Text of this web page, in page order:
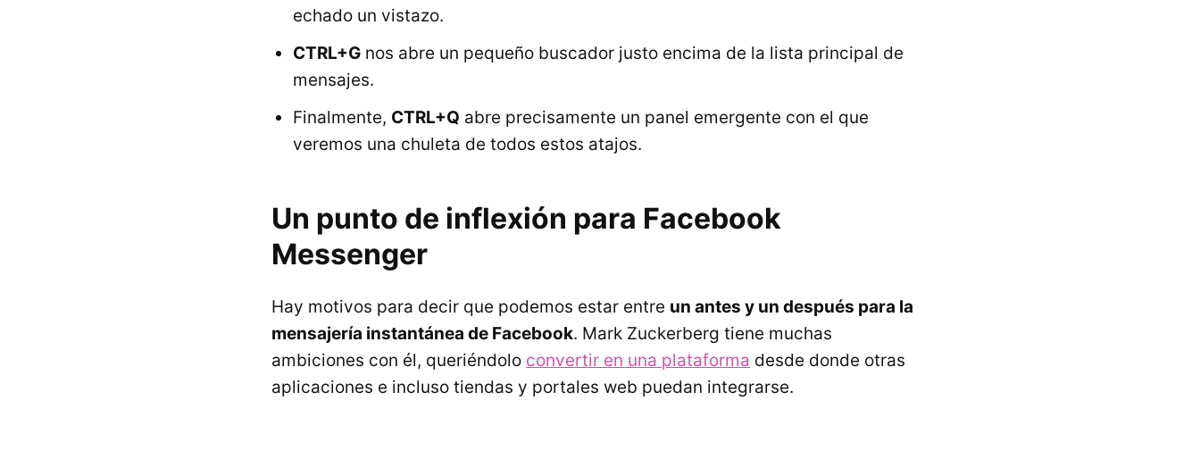
echado un vistazo.
CTRL+G nos abre un pequeño buscador justo encima de la lista principal de
mensajes.
Finalmente, CTRL+Q abre precisamente un panel emergente con el que
veremos una chuleta de todos estos atajos.
Un punto de inflexión para Facebook
Messenger
Hay motivos para decir que podemos estar entre un antes y un después para la
mensajería instantánea de Facebook. Mark Zuckerberg tiene muchas
ambiciones con él, queriéndolo convertir en una plataforma desde donde otras
aplicaciones e incluso tiendas y portales web puedan integrarse.